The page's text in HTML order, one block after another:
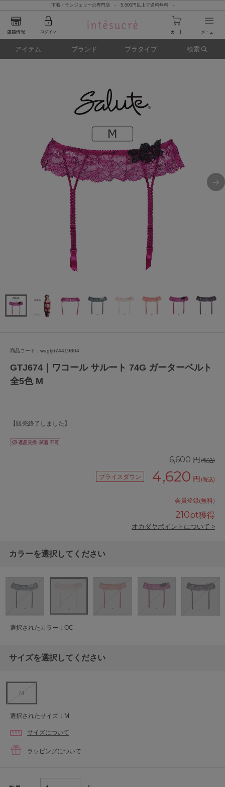
下着・ランジェリーの専門店 - 5,500円以上で送料無料 -
アイテム ブランド ブラタイプ 検索
商品コード：wagtj674419804
GTJ674｜ワコール サルート 74G ガーターベルト
全5色 M
【販売終了しました】
6,600 円(税込)
プライスダウン 4,620 円 (税込)
会員登録(無料)
210pt獲得
オカダヤポイントについて >
カラーを選択してください
選択されたカラー：OC
サイズを選択してください
M
選択されたサイズ：M
サイズについて
ラッピングについて